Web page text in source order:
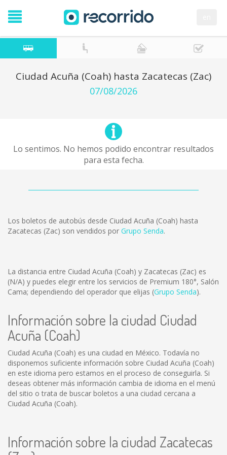
Ciudad Acuña (Coah) hasta Zacatecas (Zac)
07/08/2026
Lo sentimos. No hemos podido encontrar resultados
para esta fecha.
Los boletos de autobús desde Ciudad Acuña (Coah) hasta
Zacatecas (Zac) son vendidos por Grupo Senda.
La distancia entre Ciudad Acuña (Coah) y Zacatecas (Zac) es
(N/A) y puedes elegir entre los servicios de Premium 180°, Salón
Cama; dependiendo del operador que elijas (Grupo Senda).
Información sobre la ciudad Ciudad
Acuña (Coah)
Ciudad Acuña (Coah) es una ciudad en México. Todavía no
disponemos suficiente información sobre Ciudad Acuña (Coah)
en este idioma pero estamos en el proceso de conseguirla. Si
deseas obtener más información cambia de idioma en el menú
del sitio o trata de buscar boletos a una ciudad cercana a
Ciudad Acuña (Coah).
Información sobre la ciudad Zacatecas